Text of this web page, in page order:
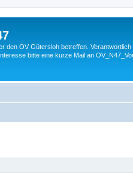
den OV Gütersloh betreffen. Verantwortlich
bitte eine kurze Mail an